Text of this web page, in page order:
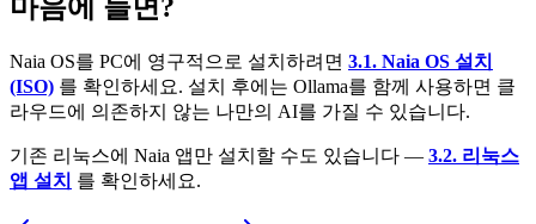
마음에 들면?
Naia OS를 PC에 영구적으로 설치하려면 3.1. Naia OS 설치
(ISO) 를 확인하세요. 설치 후에는 Ollama를 함께 사용하면 클
라우드에 의존하지 않는 나만의 AI를 가질 수 있습니다.
기존 리눅스에 Naia 앱만 설치할 수도 있습니다 — 3.2. 리눅스
앱 설치 를 확인하세요.